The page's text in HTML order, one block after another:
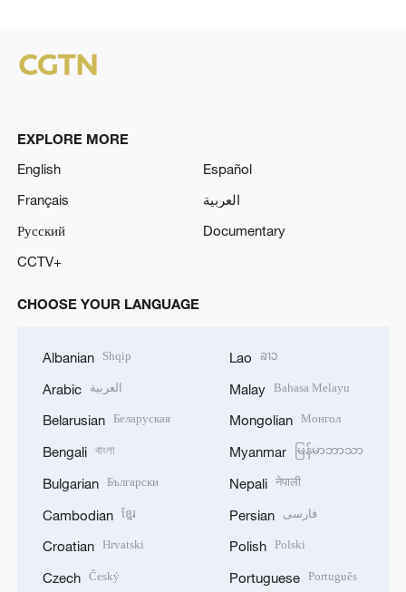
EXPLORE MORE
English
Español
Français
العربية
Русский
Documentary
CCTV+
CHOOSE YOUR LANGUAGE
Albanian Shqip
Arabic العربية
Belarusian Беларуская
Bengali বাংলা
Bulgarian Български
Cambodian ខ្មែរ
Croatian Hrvatski
Czech Český
Lao ລາວ
Malay Bahasa Melayu
Mongolian Монгол
Myanmar မြန်မာဘာသာ
Nepali नेपाली
Persian فارسی
Polish Polski
Portuguese Português